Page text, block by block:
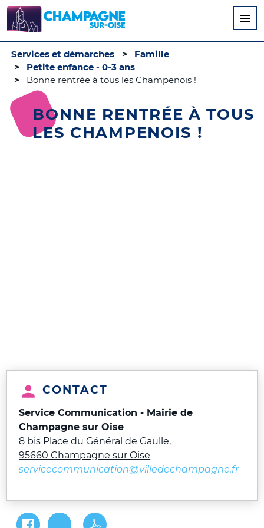
principal
Services et démarches
Famille
Petite enfance - 0-3 ans
Bonne rentrée à tous les Champenois !
BONNE RENTRÉE À TOUS
LES CHAMPENOIS !
CONTACT
Service Communication - Mairie de
Champagne sur Oise
8 bis Place du Général de Gaulle,
95660 Champagne sur Oise
servicecommunication@villedechampagne.fr